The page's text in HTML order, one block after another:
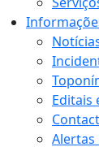
Editais